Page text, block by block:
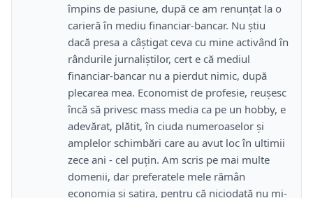
împins de pasiune, după ce am renunțat la o
carieră în mediu financiar-bancar. Nu știu
dacă presa a câștigat ceva cu mine activând în
rândurile jurnaliștilor, cert e că mediul
financiar-bancar nu a pierdut nimic, după
plecarea mea. Economist de profesie, reușesc
încă să privesc mass media ca pe un hobby, e
adevărat, plătit, în ciuda numeroaselor și
amplelor schimbări care au avut loc în ultimii
zece ani - cel puțin. Am scris pe mai multe
domenii, dar preferatele mele rămân
economia și satira, pentru că niciodată nu mi-